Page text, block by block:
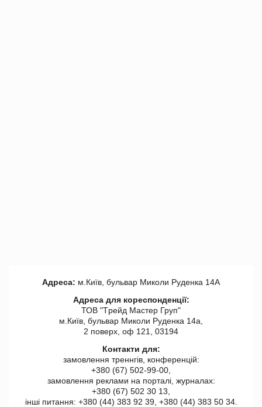
Адреса: м.Київ, бульвар Миколи Руденка 14А
Адреса для кореспонденції:
ТОВ "Tрейд Мастер Груп"
м.Київ, бульвар Миколи Руденка 14а,
2 поверх, оф 121, 03194
Контакти для:
замовлення треннгів, конференцій:
+380 (67) 502-99-00,
замовлення реклами на порталі, журналах:
+380 (67) 502 30 13,
інші питання: +380 (44) 383 92 39, +380 (44) 383 50 34.